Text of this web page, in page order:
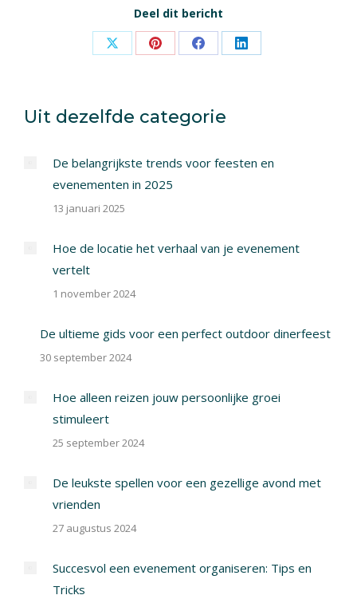
Deel dit bericht
Share Share Share Share
Uit dezelfde categorie
De belangrijkste trends voor feesten en
evenementen in 2025
13 januari 2025
Hoe de locatie het verhaal van je evenement
vertelt
1 november 2024
De ultieme gids voor een perfect outdoor dinerfeest
30 september 2024
Hoe alleen reizen jouw persoonlijke groei
stimuleert
25 september 2024
De leukste spellen voor een gezellige avond met
vrienden
27 augustus 2024
Succesvol een evenement organiseren: Tips en
Tricks